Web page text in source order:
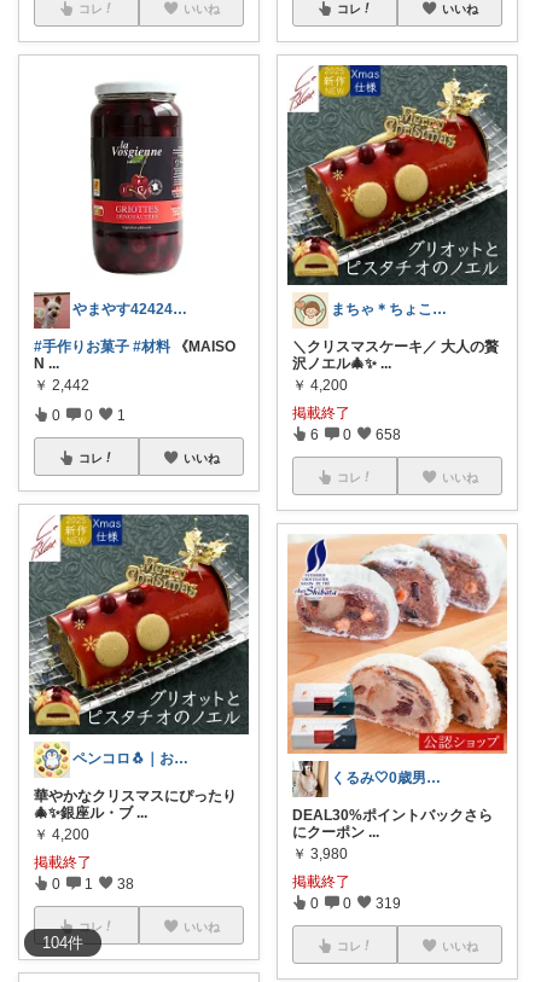
104件
コレ いいね
やまやす42424★購入感謝
#手作りお菓子 #材料 《MAISO
N ...
￥ 2,442
0 0 1
コレ いいね
ペンコロ🐧｜お菓子・グルメ・ふるさと
華やかなクリスマスにぴったり
🎄✨銀座ル・ブ ...
￥ 4,200
掲載終了
0 1 38
コレ いいね
コレ いいね
まちゃ＊ちょこっとご褒美スイーツ×暮らし
＼クリスマスケーキ／ 大人の贅
沢ノエル🎄✨ ...
￥ 4,200
掲載終了
6 0 658
コレ いいね
くるみ🤍0歳男の子ママ
DEAL30%ポイントバックさら
にクーポン ...
￥ 3,980
掲載終了
0 0 319
コレ いいね